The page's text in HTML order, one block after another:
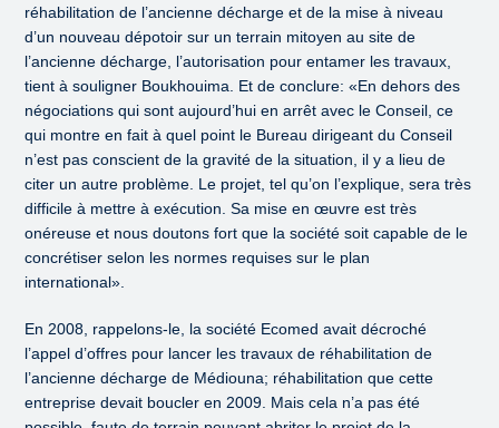
réhabilitation de l’ancienne décharge et de la mise à niveau
d’un nouveau dépotoir sur un terrain mitoyen au site de
l’ancienne décharge, l’autorisation pour entamer les travaux,
tient à souligner Boukhouima. Et de conclure: «En dehors des
négociations qui sont aujourd’hui en arrêt avec le Conseil, ce
qui montre en fait à quel point le Bureau dirigeant du Conseil
n’est pas conscient de la gravité de la situation, il y a lieu de
citer un autre problème. Le projet, tel qu’on l’explique, sera très
difficile à mettre à exécution. Sa mise en œuvre est très
onéreuse et nous doutons fort que la société soit capable de le
concrétiser selon les normes requises sur le plan
international».
En 2008, rappelons-le, la société Ecomed avait décroché
l’appel d’offres pour lancer les travaux de réhabilitation de
l’ancienne décharge de Médiouna; réhabilitation que cette
entreprise devait boucler en 2009. Mais cela n’a pas été